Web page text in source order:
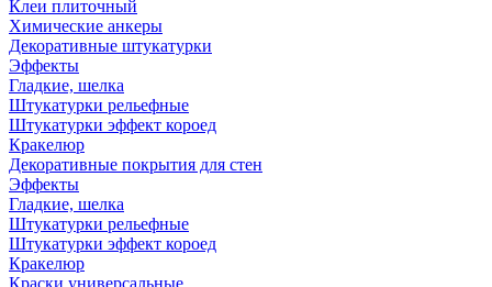
Клеи плиточный
Химические анкеры
Декоративные штукатурки
Эффекты
Гладкие, шелка
Штукатурки рельефные
Штукатурки эффект короед
Кракелюр
Декоративные покрытия для стен
Эффекты
Гладкие, шелка
Штукатурки рельефные
Штукатурки эффект короед
Кракелюр
Краски универсальные